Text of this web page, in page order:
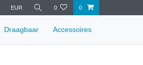
EUR 0 0
Draagbaar Accessoires